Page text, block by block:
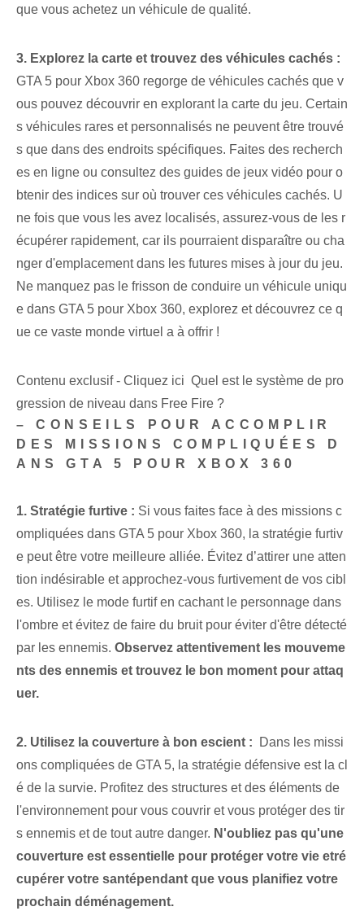
que vous achetez un véhicule de qualité.
3. Explorez la carte et trouvez des véhicules cachés :
GTA 5 pour Xbox 360 regorge de véhicules cachés que v
ous pouvez découvrir en explorant la carte du jeu. Certain
s véhicules rares et personnalisés ne peuvent être trouvé
s que dans des endroits spécifiques. Faites des recherch
es en ligne ou consultez des guides de jeux vidéo pour o
btenir des indices sur où trouver ces véhicules cachés. U
ne fois que vous les avez localisés, assurez-vous de les r
écupérer rapidement, car ils pourraient disparaître ou cha
nger d'emplacement dans les futures mises à jour du jeu.
Ne manquez pas le frisson de conduire un véhicule uniqu
e dans GTA 5 pour Xbox 360, explorez et découvrez ce q
ue ce vaste monde virtuel a à offrir !
Contenu exclusif - Cliquez ici Quel est le système de pro
gression de niveau dans Free Fire ?
– CONSEILS POUR ACCOMPLIR
DES MISSIONS COMPLIQUÉES D
ANS GTA 5 POUR XBOX 360
1. Stratégie furtive : Si vous faites face à des missions c
ompliquées dans GTA 5 pour Xbox 360, la stratégie furtiv
e peut être votre meilleure alliée. Évitez d’attirer une atten
tion indésirable et approchez-vous furtivement de vos cibl
es. Utilisez le mode furtif en cachant le personnage dans
l'ombre et évitez de faire du bruit pour éviter d'être détecté
par les ennemis. Observez attentivement les mouveme
nts des ennemis et trouvez le bon moment pour attaq
uer.
2. Utilisez la couverture à bon escient : ‌ Dans les missi
ons compliquées de GTA 5, la stratégie défensive est la cl
é de la survie. Profitez des structures et des éléments de
l'environnement pour vous couvrir et vous protéger des tir
s ennemis et de tout autre danger. N'oubliez pas qu'une
couverture est essentielle pour protéger votre vie et⁤ré
cupérer votre santé⁤pendant que vous planifiez votre
prochain déménagement.